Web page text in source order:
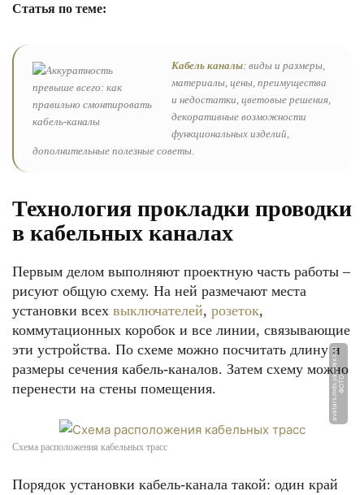
Статья по теме:
Кабель каналы: виды и размеры,
материалы, цены, преимущества
и недостатки, цветовые решения,
декоративные возможности
функциональных изделий,
дополнительные полезные советы.
Технология прокладки проводки
в кабельных каналах
Первым делом выполняют проектную часть работы –
рисуют общую схему. На ней размечают места
установки всех выключателей, розеток,
коммутационных коробок и все линии, связывающие
эти устройства. По схеме можно посчитать длину и
размеры сечения кабель-каналов. Затем схему можно
перенести на стены помещения.
Ф
О
Т
О:
a
v
a
t
a
r
s.
m
d
s.
y
a
n
d
e
x.
n
e
t
Схема расположения кабельных трасс
Порядок установки кабель-канала такой: один край